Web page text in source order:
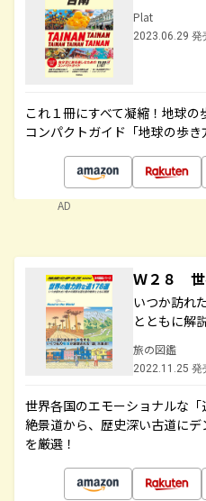
Plat
2023.06.29 発
これ１冊にすべて凝縮！地球
コンパクトガイド「地球の歩き
AD
Ｗ２８ 世
いつか訪れ
とともに解
旅の図鑑
2022.11.25 発
世界各国のエモーショナルな
絶景道から、歴史深い古道に
を厳選！